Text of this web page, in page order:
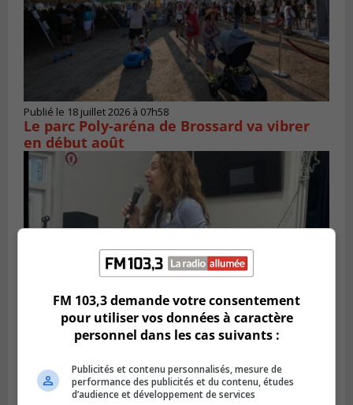
Publié le 18 juillet 2026 à 07h58
Le parc Poly-aréna de Brossard va vibrer
en début août
Climat Québec dévoile deux candidats
pour l’Agglomération
FM 103,3 demande votre consentement
pour utiliser vos données à caractère
personnel dans les cas suivants :
Publicités et contenu personnalisés, mesure de
performance des publicités et du contenu, études
d’audience et développement de services